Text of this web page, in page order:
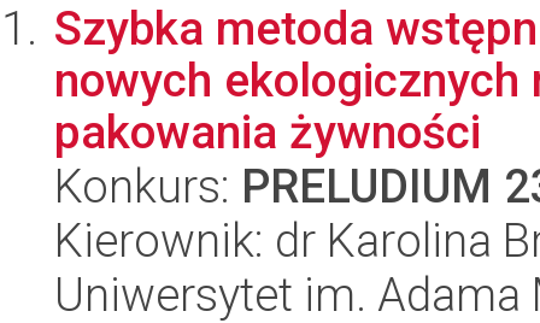
Szybka metoda
nowych ekologicznych
pakowania żywności
Konkurs: PRELUDIUM
Kierownik: dr Karolina
Uniwersytet im.